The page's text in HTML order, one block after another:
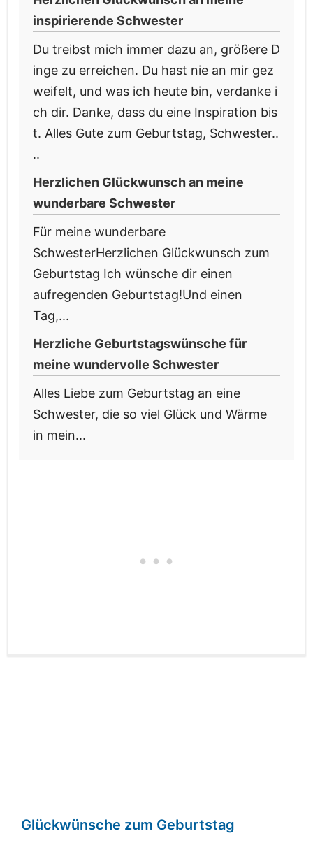
inspirierende Schwester
Du treibst mich immer dazu an, größere D
inge zu erreichen. Du hast nie an mir gez
weifelt, und was ich heute bin, verdanke i
ch dir. Danke, dass du eine Inspiration bis
t. Alles Gute zum Geburtstag, Schwester..
..
Herzlichen Glückwunsch an meine
wunderbare Schwester
Für meine wunderbare
SchwesterHerzlichen Glückwunsch zum
Geburtstag Ich wünsche dir einen
aufregenden Geburtstag!Und einen
Tag,...
Herzliche Geburtstagswünsche für
meine wundervolle Schwester
Alles Liebe zum Geburtstag an eine
Schwester, die so viel Glück und Wärme
in mein...
Glückwünsche zum Geburtstag